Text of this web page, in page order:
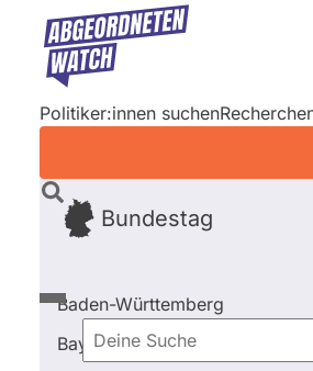
Direkt
Inhalt
Politiker:innen suchen
Bundestag
Baden-Württemberg
BayernDeine